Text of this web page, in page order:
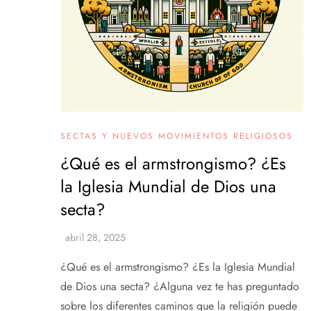
SECTAS Y NUEVOS MOVIMIENTOS RELIGIOSOS
¿Qué es el armstrongismo? ¿Es
la Iglesia Mundial de Dios una
secta?
¿Qué es el armstrongismo? ¿Es la Iglesia Mundial
de Dios una secta? ¿Alguna vez te has preguntado
sobre los diferentes caminos que la religión puede